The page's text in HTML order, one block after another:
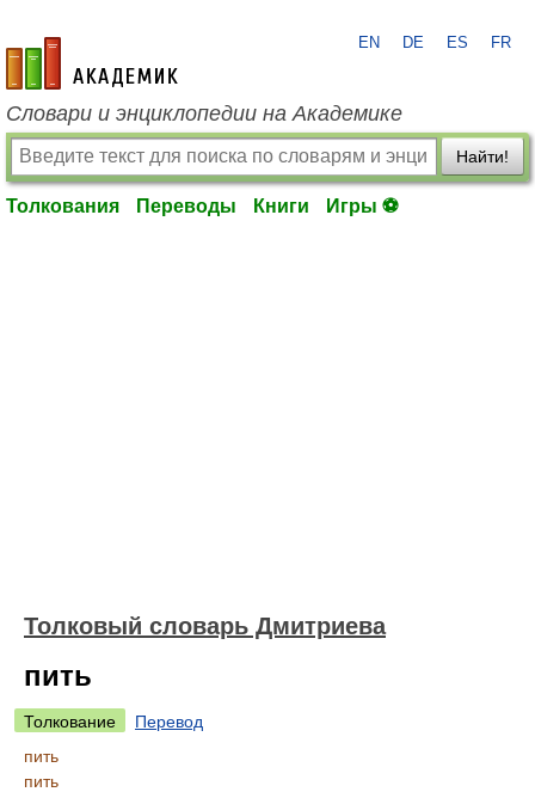
academic.ru
EN DE ES FR
Словари и энциклопедии на Академике
Найти!
Толкования Переводы Книги Игры ⚽
Толковый словарь Дмитриева
пить
Толкование
Перевод
пить
пить